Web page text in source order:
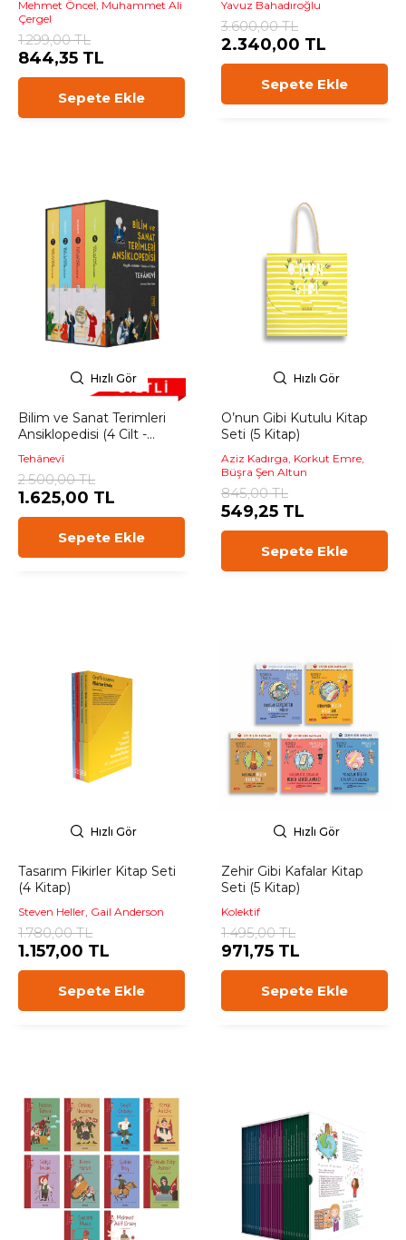
Mehmet Öncel, Muhammet Ali
Çergel
1.299,00 TL
844,35 TL
Sepete Ekle
Yavuz Bahadıroğlu
3.600,00 TL
2.340,00 TL
Sepete Ekle
Hızlı Gör
Bilim ve Sanat Terimleri
Ansiklopedisi (4 Cilt -
Tehânevî
2.500,00 TL
1.625,00 TL
Sepete Ekle
Hızlı Gör
O’nun Gibi Kutulu Kitap
Seti (5 Kitap)
Aziz Kadırga, Korkut Emre,
Büşra Şen Altun
845,00 TL
549,25 TL
Sepete Ekle
Hızlı Gör
Tasarım Fikirler Kitap Seti
(4 Kitap)
Steven Heller, Gail Anderson
1.780,00 TL
1.157,00 TL
Sepete Ekle
Hızlı Gör
Zehir Gibi Kafalar Kitap
Seti (5 Kitap)
Kolektif
1.495,00 TL
971,75 TL
Sepete Ekle